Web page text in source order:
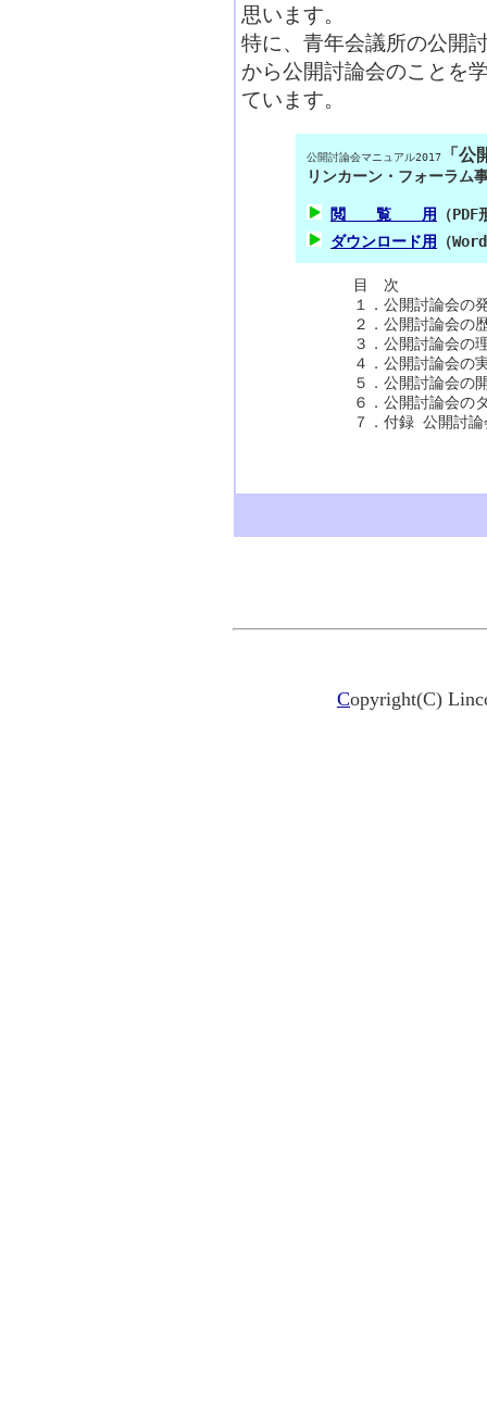
思います。
特に、青年会議所の公開
から公開討論会のことを
ています。
公開討論会マニュアル2017 「
リンカーン・フォーラ
閲 覧 用
（
ダウンロード用
（
目 次
１．公開討論会の
２．公開討論会の
３．公開討論会の
４．公開討論会の
５．公開討論会の
６．公開討論会の
７．付録 公開討
Copyright(C)